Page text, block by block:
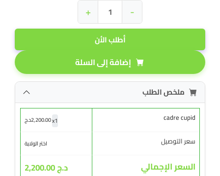
أطلب الأن
-
+
إضافة إلى السلة
ملخص الطلب
cadre cupid
x1
2,200.00د.ج
سعر التوصيل اختر الولاية
السعر الإجمالي د.ج 2,200.00